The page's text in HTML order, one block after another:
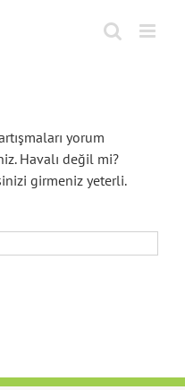
yorum
Havalı değil mi?
girmeniz yeterli.